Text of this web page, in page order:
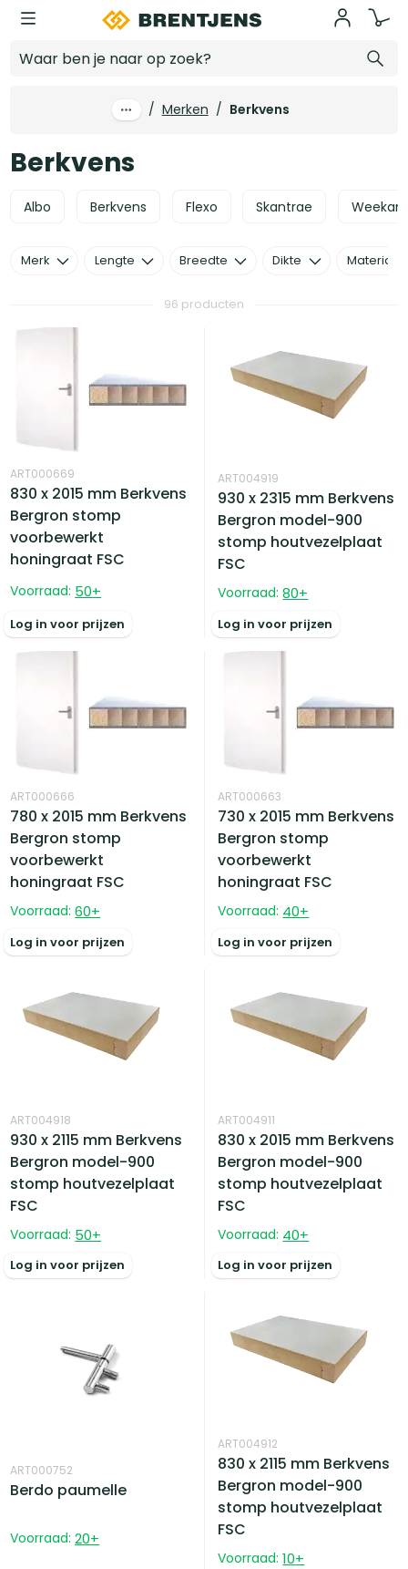
Ga naar hoofdinhoud
/ Merken / Berkvens
Berkvens
Albo Berkvens Flexo Skantrae
96 producten
ART000669
830 x 2015 mm Berkvens
Bergron stomp
voorbewerkt
honingraat FSC
Voorraad: 50+
Log in voor prijzen
ART004919
930 x 2315 mm Berkvens
Bergron model-900
stomp houtvezelplaat
FSC
Voorraad: 80+
Log in voor prijzen
ART000666
780 x 2015 mm Berkvens
Bergron stomp
voorbewerkt
honingraat FSC
Voorraad: 60+
Log in voor prijzen
ART000663
730 x 2015 mm Berkvens
Bergron stomp
voorbewerkt
honingraat FSC
Voorraad: 40+
Log in voor prijzen
ART004918
930 x 2115 mm Berkvens
Bergron model-900
stomp houtvezelplaat
FSC
Voorraad: 50+
Log in voor prijzen
ART004911
830 x 2015 mm Berkvens
Bergron model-900
stomp houtvezelplaat
FSC
Voorraad: 40+
Log in voor prijzen
ART000752
Berdo paumelle
Voorraad: 20+
ART004912
830 x 2115 mm Berkvens
Bergron model-900
stomp houtvezelplaat
FSC
Voorraad: 10+
Merk Lengte Breedte Dikte Materiaal